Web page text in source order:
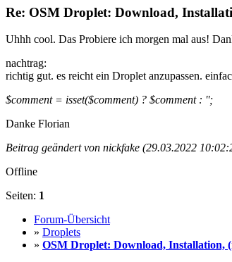
Re: OSM Droplet: Download,
Uhhh cool. Das Probiere ich morgen mal aus!
nachtrag:
richtig gut. es reicht ein Droplet anzupassen.
$comment = isset($comment) ? $comment : '';
Danke Florian
Beitrag geändert von nickfake (29.03.2022
Offline
Seiten: 1
Forum-Übersicht
» Droplets
» OSM Droplet: Download, Installation,